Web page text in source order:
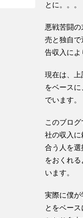
とに。。。
悪戦苦闘
売と独自
告収入によ
現在は、上
をベース
でいます。
このブロ
社の収入に
合う人を
をおくれ
います。
実際に僕が
とをベー